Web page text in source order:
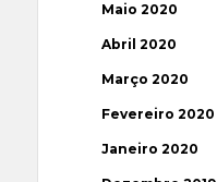
Maio 2020
Abril 2020
Março 2020
Fevereiro 2020
Janeiro 2020